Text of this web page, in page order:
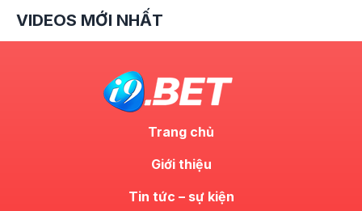
VIDEOS MỚI NHẤT
Trang chủ
Giới thiệu
Tin tức – sự kiện